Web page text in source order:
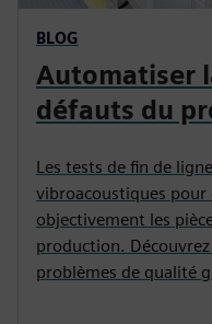
BLOG
Automatiser
défauts du
Les tests de fin de
vibroacoustiques
objectivement les
production.
problèmes de qualité